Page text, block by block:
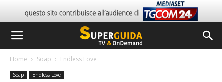
Home Soap Endless Love
Soap Endless Love